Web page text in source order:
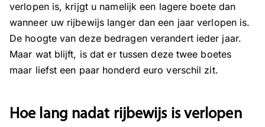
verlopen is, krijgt u namelijk een lagere boete dan
wanneer uw rijbewijs langer dan een jaar verlopen is.
De hoogte van deze bedragen verandert ieder jaar.
Maar wat blijft, is dat er tussen deze twee boetes
maar liefst een paar honderd euro verschil zit.
Hoe lang nadat rijbewijs is verlopen